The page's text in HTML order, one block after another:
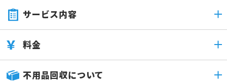
サービス内容
料金
不用品回収について